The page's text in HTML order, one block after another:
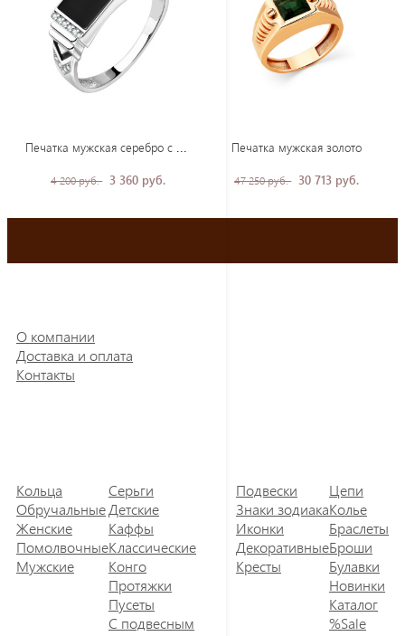
4 200 руб. 3 360 руб.
Печатка мужская золото
47 250 руб. 30 713 руб.
О компании
Доставка и оплата
Контакты
Кольца
Обручальные
Женские
Помолвочные
Мужские
Серьги
Детские
Каффы
Классические
Конго
Протяжки
Пусеты
С подвесным
Подвески
Знаки зодиака
Иконки
Декоративные
Кресты
Цепи
Колье
Браслеты
Броши
Булавки
Новинки
Каталог
%Sale